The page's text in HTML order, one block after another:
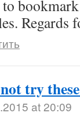
Regards
try
at 20:09